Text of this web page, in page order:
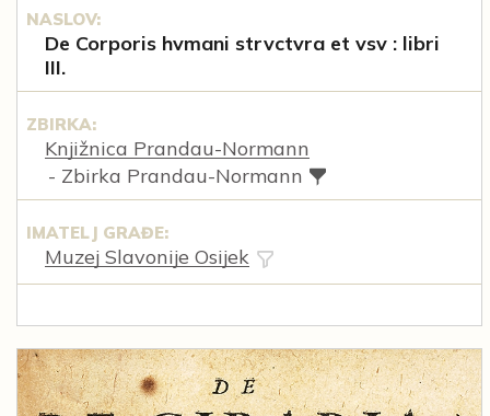
NASLOV:
De Corporis hvmani strvctvra et vsv : libri
III.
ZBIRKA:
Knjižnica Prandau-Normann
- Zbirka Prandau-Normann
IMATELJ GRAĐE:
Muzej Slavonije Osijek